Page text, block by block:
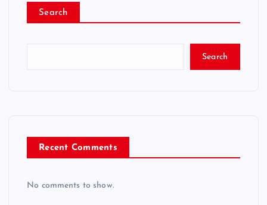
Search
Search
Recent Comments
No comments to show.